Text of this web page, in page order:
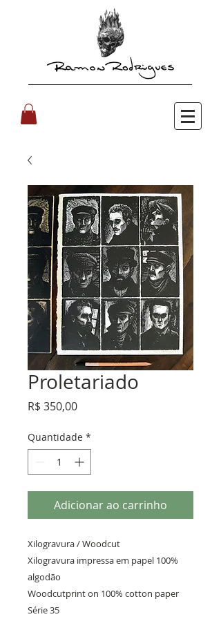
Proletariado
R$ 350,00Preço
Quantidade *
Adicionar ao carrinho
Xilogravura / Woodcut
Xilogravura impressa em papel 100%
algodão
Woodcutprint on 100% cotton paper
Série 35